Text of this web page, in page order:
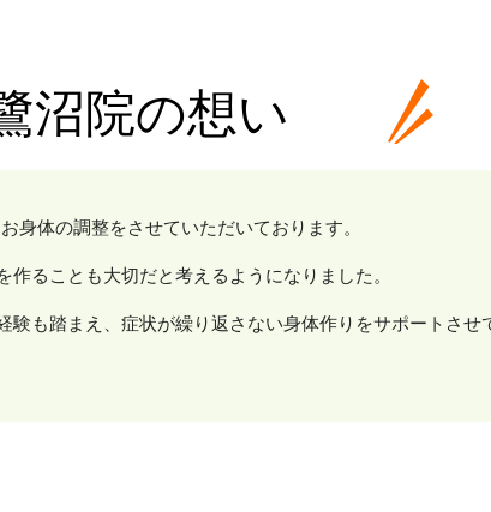
沼院の想い
身体の調整をさせていただいております。
ることも大切だと考えるようになりました。
も踏まえ、症状が繰り返さない身体作りをサポートさせ